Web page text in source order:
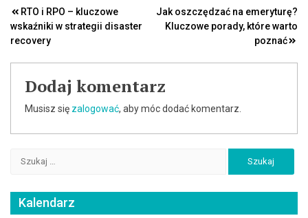
Nawigacja
wpisu
RTO i RPO – kluczowe
wskaźniki w strategii disaster
recovery
Jak oszczędzać na emeryturę?
Kluczowe porady, które warto
poznać
Dodaj komentarz
Musisz się zalogować, aby móc dodać komentarz.
Kalendarz